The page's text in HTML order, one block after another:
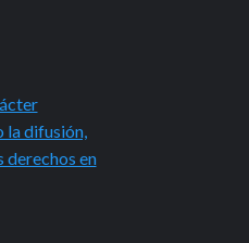
la difusión,
derechos en